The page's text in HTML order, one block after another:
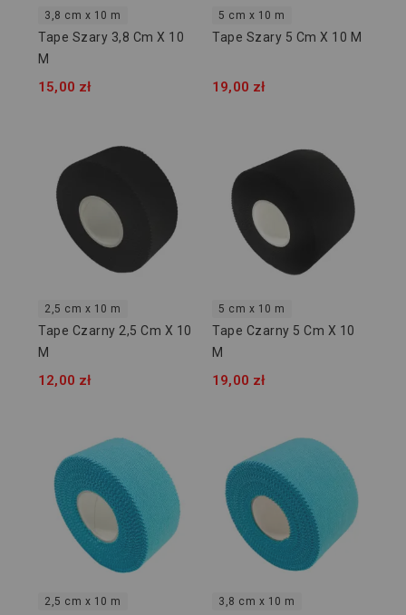
3,8 cm x 10 m
Tape Szary 3,8 Cm X 10
M
15,00 zł
5 cm x 10 m
Tape Szary 5 Cm X 10 M
19,00 zł
2,5 cm x 10 m
Tape Czarny 2,5 Cm X 10
M
12,00 zł
5 cm x 10 m
Tape Czarny 5 Cm X 10
M
19,00 zł
2,5 cm x 10 m 3,8 cm x 10 m